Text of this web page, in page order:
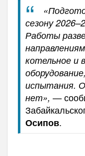
сезону
Работы
котельное и
испытания.
нет», —
Осипов.